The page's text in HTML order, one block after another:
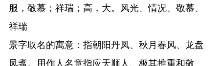
服，敬慕；祥瑞；高，大。风光、情况、敬慕、
祥瑞
景字取名的寓意：指朝阳丹凤、秋月春风、龙盘
凤翥。用作人名意指应天顺人、极其推重和敬